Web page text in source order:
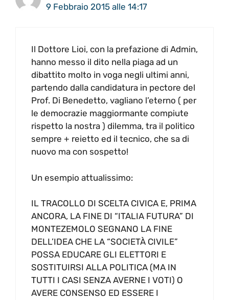
9 Febbraio 2015 alle 14:17
Il Dottore Lioi, con la prefazione di Admin,
hanno messo il dito nella piaga ad un
dibattito molto in voga negli ultimi anni,
partendo dalla candidatura in pectore del
Prof. Di Benedetto, vagliano l’eterno ( per
le democrazie maggiormante compiute
rispetto la nostra ) dilemma, tra il politico
sempre + reietto ed il tecnico, che sa di
nuovo ma con sospetto!
Un esempio attualissimo:
IL TRACOLLO DI SCELTA CIVICA E, PRIMA
ANCORA, LA FINE DI “ITALIA FUTURA” DI
MONTEZEMOLO SEGNANO LA FINE
DELL’IDEA CHE LA “SOCIETÀ CIVILE”
POSSA EDUCARE GLI ELETTORI E
SOSTITUIRSI ALLA POLITICA (MA IN
TUTTI I CASI SENZA AVERNE I VOTI) O
AVERE CONSENSO ED ESSERE I